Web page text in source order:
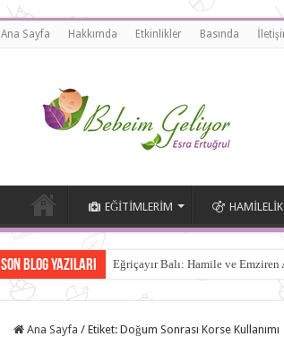
Ana Sayfa Hakkımda Etkinlikler Basında
EĞITIMLERIM HAMILELIK
Son Blog Yazıları Eğriçayır Balı: Hamile ve
Ana Sayfa / Etiket: Doğum Sonrası Korse Kullanımı